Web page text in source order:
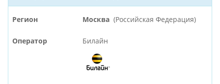
Регион Москва (Российская Федерация)
Оператор Билайн